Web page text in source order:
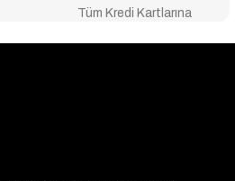
Tüm Kredi Kartlarına